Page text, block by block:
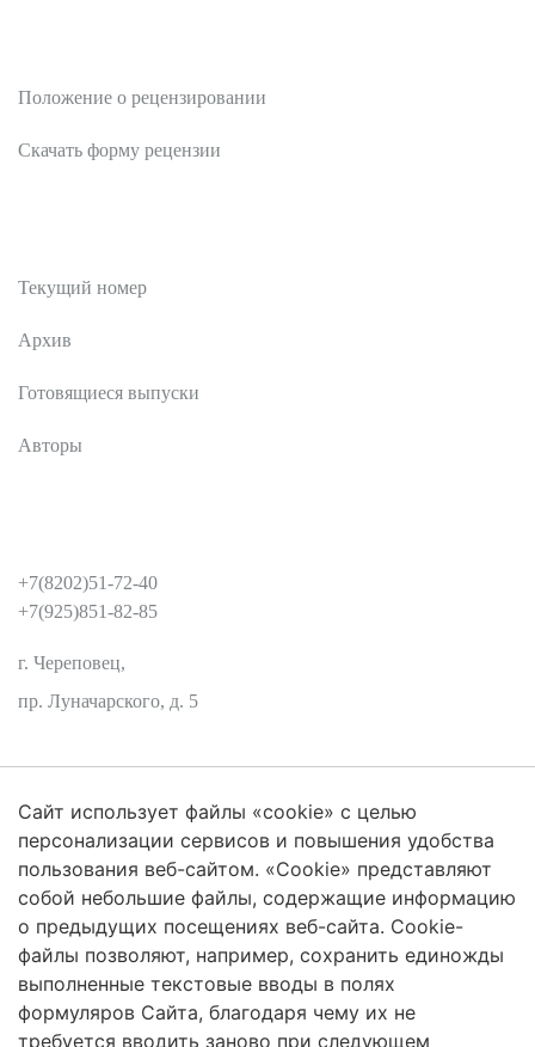
Положение о рецензировании
Скачать форму рецензии
Текущий номер
Архив
Готовящиеся выпуски
Авторы
+7(8202)51-72-40
+7(925)851-82-85
г. Череповец,
пр. Луначарского, д. 5
Защита персональных данных
2026 Трансформация экосистем
Череповецкий Государственный Университет
ISSN 2619-0931 Online
Сайт использует файлы «cookie» с целью
персонализации сервисов и повышения удобства
пользования веб-сайтом. «Cookie» представляют
собой небольшие файлы, содержащие информацию
о предыдущих посещениях веб-сайта. Cookie-
файлы позволяют, например, сохранить единожды
выполненные текстовые вводы в полях
формуляров Сайта, благодаря чему их не
требуется вводить заново при следующем